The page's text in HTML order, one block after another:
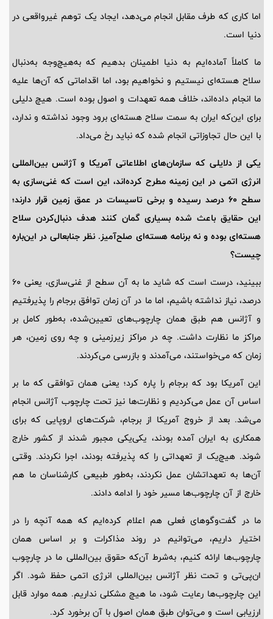
اما کاری که طرف مقابل انجام می‌دهد، ایجاد یک توهم غیرواقعی در
دنیا است.
ما کاملاً آماده‌ایم به دنیا اطمینان بدهیم که به‌هیچ‌وجه به‌دنبال
سلاح هسته‌ای نیستیم و نخواهیم بود، اما اقداماتی که آن‌ها علیه
ما انجام داده‌اند، خلاف همه تعهدات و اصول بوده است. هیچ دلیلی
برای این‌که ایران به سمت سلاح هسته‌ای برود وجود نداشته و ندارد،
با این حال تجاوزاتی انجام شده که نباید رخ می‌داد.
یکی از دلایلی که سازمان‌های اطلاعاتی آمریکا و آژانس بین‌المللی
انرژی اتمی در این زمینه مطرح کرده‌اند، این است که غنی‌سازی به
سطح 60 درصد رسیده و برخی تاسیسات در عمق زمین قرار دارند؛
این حقایق باعث شده بسیاری گمان کنند هدف دنبال‌کردن سلاح
هسته‌ای بوده و نه برنامه هسته‌ای صلح‌آمیز. نظر جنابعالی در این‌باره
چیست؟
ببینید، درست است که شاید ما به آن سطح از غنی‌سازی، یعنی 60
درصد، نیاز نداشته باشیم، اما ما در آن زمان توافق برجام را پذیرفتیم
و آژانس هم طبق همان چارچوب‌های تعیین‌شده، به‌طور کامل بر
مراکز ما نظارت داشت. چه در مراکز زیرزمینی و چه روی زمین، هر
زمان که می‌خواستند، می‌آمدند و بازرسی می‌کردند.
این آمریکا بود که برجام را پاره کرد؛ یعنی همان توافقی که ما بر
اساس آن عمل می‌کردیم و نظارت‌ها نیز تحت چارچوب آژانس انجام
می‌شد. بعد از خروج آمریکا از برجام، شرکت‌های اروپایی که برای
همکاری به ایران آمده بودند، یکی‌یکی مجبور شدند از کشور خارج
شوند. هیچ‌یک از تعهداتی را که پذیرفته بودند، اجرا نکردند. وقتی
آن‌ها به تعهداتشان عمل نکردند، به‌طور طبیعی کارشناسان ما هم
خارج از آن چارچوب‌ها مسیر خود را ادامه دادند.
ما در گفت‌وگوهای فعلی هم اعلام کرده‌ایم که همه آنچه را در
اختیار داریم، می‌توانیم در روند مذاکرات و بر اساس همان
چارچوب‌ها ارائه کنیم، به‌شرط آن‌که حقوق بین‌المللی ما در چارچوب
ان‌پی‌تی و تحت نظر آژانس بین‌المللی انرژی اتمی حفظ شود. اگر
این چارچوب‌ها رعایت شود، ما هیچ مشکلی نداریم. همه موارد قابل
ارزیابی است و می‌توان طبق همان اصول با آن برخورد کرد.